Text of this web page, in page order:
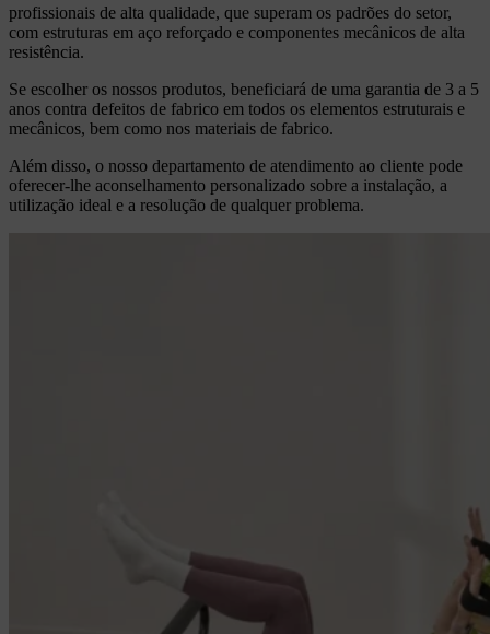
profissionais de alta qualidade, que superam os padrões do setor,
com estruturas em aço reforçado e componentes mecânicos de alta
resistência.
Se escolher os nossos produtos, beneficiará de uma garantia de 3 a 5
anos contra defeitos de fabrico em todos os elementos estruturais e
mecânicos, bem como nos materiais de fabrico.
Além disso, o nosso departamento de atendimento ao cliente pode
oferecer-lhe aconselhamento personalizado sobre a instalação, a
utilização ideal e a resolução de qualquer problema.